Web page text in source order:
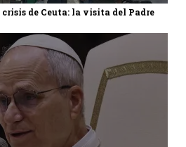
de Ceuta: la visita del Padre